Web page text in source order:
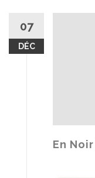
07
DÉC
En